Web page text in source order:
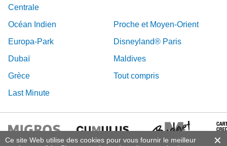
Ce site Web utilise des cookies pour vous fournir le meilleur
Centrale
Océan Indien
Proche et Moyen-Orient
Europa-Park
Disneyland® Paris
Dubaï
Maldives
Grèce
Tout compris
Last Minute